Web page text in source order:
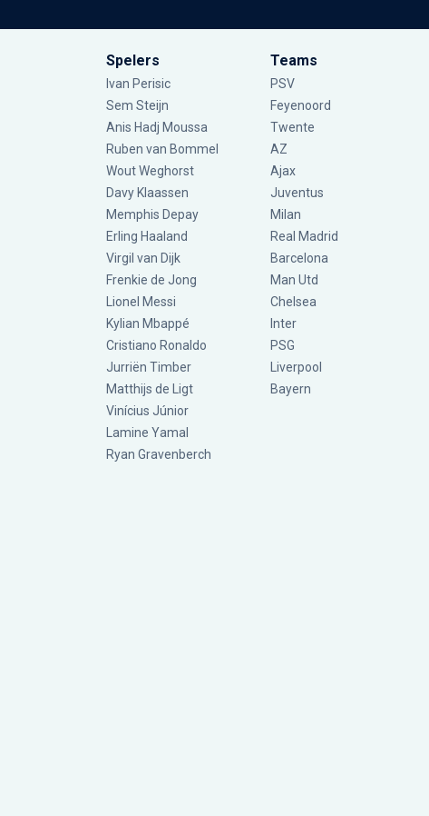
Spelers
Ivan Perisic
Sem Steijn
Anis Hadj Moussa
Ruben van Bommel
Wout Weghorst
Davy Klaassen
Memphis Depay
Erling Haaland
Virgil van Dijk
Frenkie de Jong
Lionel Messi
Kylian Mbappé
Cristiano Ronaldo
Jurriën Timber
Matthijs de Ligt
Vinícius Júnior
Lamine Yamal
Ryan Gravenberch
Teams
PSV
Feyenoord
Twente
AZ
Ajax
Juventus
Milan
Real Madrid
Barcelona
Man Utd
Chelsea
Inter
PSG
Liverpool
Bayern